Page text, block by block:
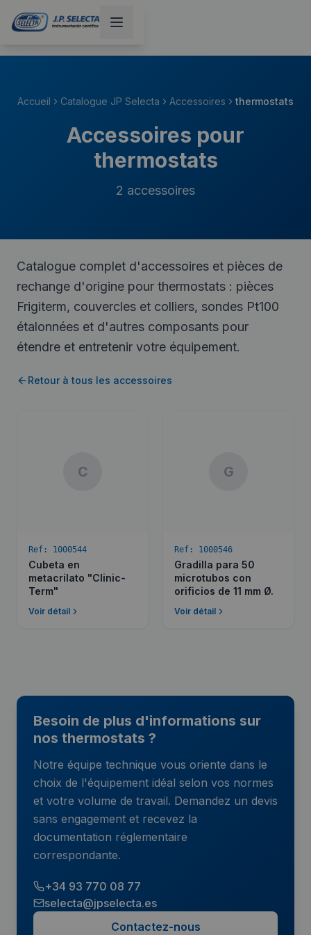
Accueil Catalogue JP Selecta Accessoires thermostats
Accessoires pour
thermostats
2 accessoires
Catalogue complet d'accessoires et pièces de
rechange d'origine pour thermostats : pièces
Frigiterm, couvercles et colliers, sondes Pt100
étalonnées et d'autres composants pour
étendre et entretenir votre équipement.
Retour à tous les accessoires
C
Ref: 1000544
Cubeta en
metacrilato "Clinic-
Term"
Voir détail
G
Ref: 1000546
Gradilla para 50
microtubos con
orificios de 11 mm Ø.
Voir détail
Besoin de plus d'informations sur
nos thermostats ?
Notre équipe technique vous oriente dans le
choix de l'équipement idéal selon vos normes
et votre volume de travail. Demandez un devis
sans engagement et recevez la
documentation réglementaire
correspondante.
+34 93 770 08 77
selecta@jpselecta.es
Contactez-nous